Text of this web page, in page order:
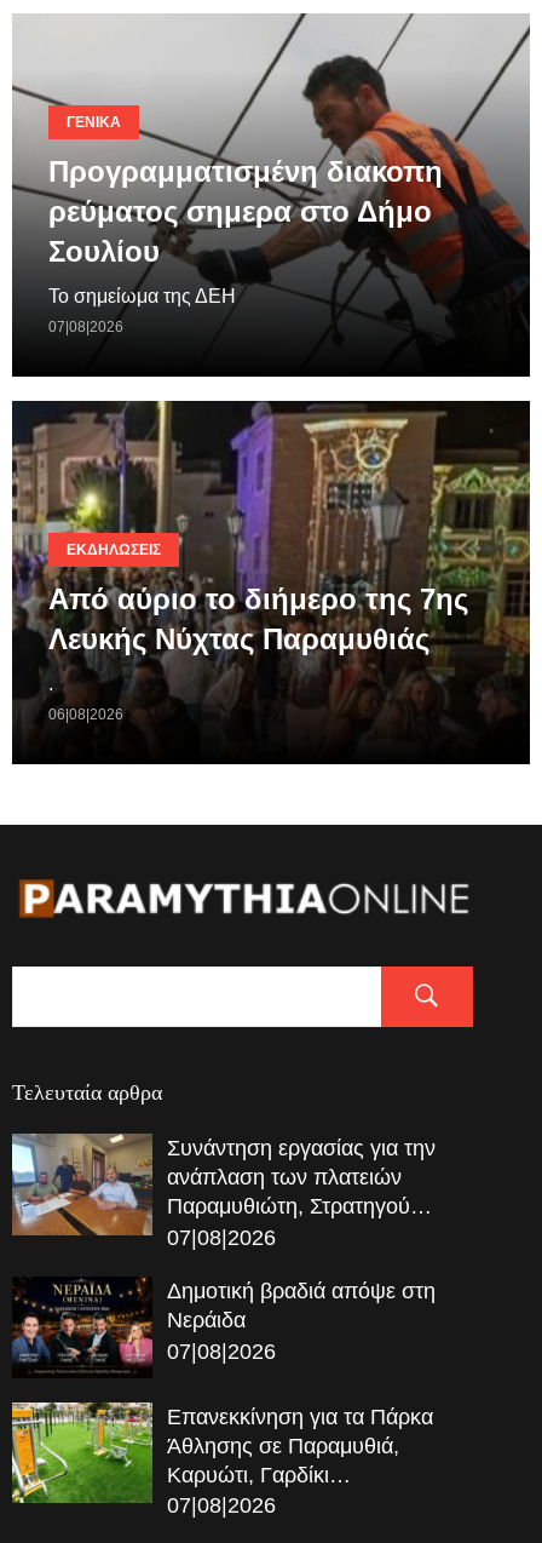
ΓΕΝΙΚΆ
Προγραμματισμένη διακοπη
ρεύματος σημερα στο Δήμο
Σουλίου
Το σημείωμα της ΔΕΗ
07|08|2026
ΕΚΔΗΛΏΣΕΙΣ
Από αύριο το διήμερο της 7ης
Λευκής Νύχτας Παραμυθιάς
.
06|08|2026
Τελευταία αρθρα
Συνάντηση εργασίας για την
ανάπλαση των πλατειών
Παραμυθιώτη, Στρατηγού…
07|08|2026
Δημοτική βραδιά απόψε στη
Νεράιδα
07|08|2026
Επανεκκίνηση για τα Πάρκα
Άθλησης σε Παραμυθιά,
Καρυώτι, Γαρδίκι…
07|08|2026